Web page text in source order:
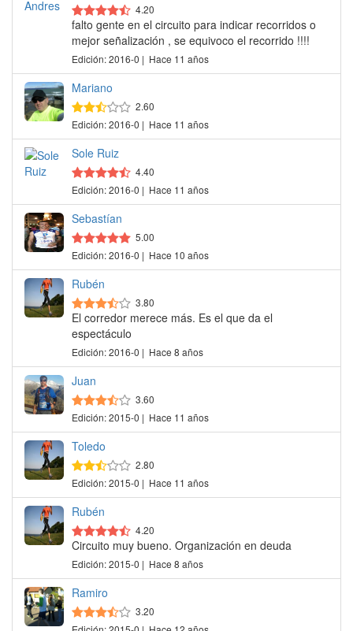
4.20
falto gente en el circuito para indicar recorridos o
mejor señalización , se equivoco el recorrido !!!!
Edición: 2016-0 | Hace 11 años
Mariano
2.60
Edición: 2016-0 | Hace 11 años
Sole Ruiz
4.40
Edición: 2016-0 | Hace 11 años
Sebastían
5.00
Edición: 2016-0 | Hace 10 años
Rubén
3.80
El corredor merece más. Es el que da el
espectáculo
Edición: 2016-0 | Hace 8 años
Juan
3.60
Edición: 2015-0 | Hace 11 años
Toledo
2.80
Edición: 2015-0 | Hace 11 años
Rubén
4.20
Circuito muy bueno. Organización en deuda
Edición: 2015-0 | Hace 8 años
Ramiro
3.20